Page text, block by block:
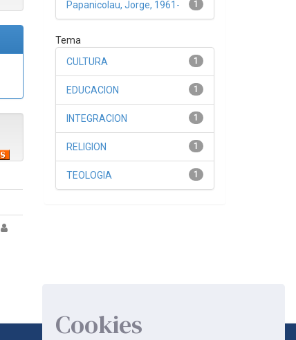
Cookies
1
Papanicolau, Jorge, 1961-
Tema
1
CULTURA
1
EDUCACION
1
INTEGRACION
1
RELIGION
1
TEOLOGIA